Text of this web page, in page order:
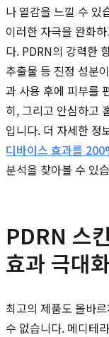
나 열감을 느낄 수 있
이러한 자극을 완화
다. PDRN의 강력한
추출물 등 진정 성분
과 사용 후에 피부를
히, 그리고 안심하고
입니다. 더 자세한 정
디바이스 효과를
분석을 찾아볼 수 있
PDRN 스
효과 극대
최고의 제품도 올바
수 없습니다. 메디테